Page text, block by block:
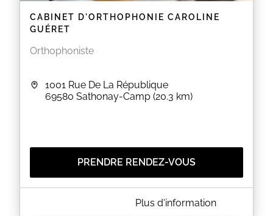
CABINET D'ORTHOPHONIE CAROLINE
GUÉRET
Orthophoniste
1001 Rue De La République
69580 Sathonay-Camp (20.3 km)
PRENDRE RENDEZ-VOUS
A PROPOS DE CABINET D'ORTHOPHONIE CAROLINE
Plus d'information